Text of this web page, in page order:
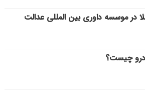
در موسسه داوری بین المللی عدالت
چیست؟